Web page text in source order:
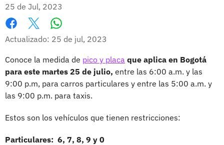
25 de Jul, 2023
Facebook
X
Actualizado: 25 de jul, 2023
Conoce la medida de pico y placa que aplica en Bogotá
para este martes 25 de julio, entre las 6:00 a.m. y las
9:00 p.m, para carros particulares y entre las 5:00 a.m. y
las 9:00 p.m. para taxis.
Estos son los vehículos que tienen restricciones:
Particulares: 6, 7, 8, 9 y 0